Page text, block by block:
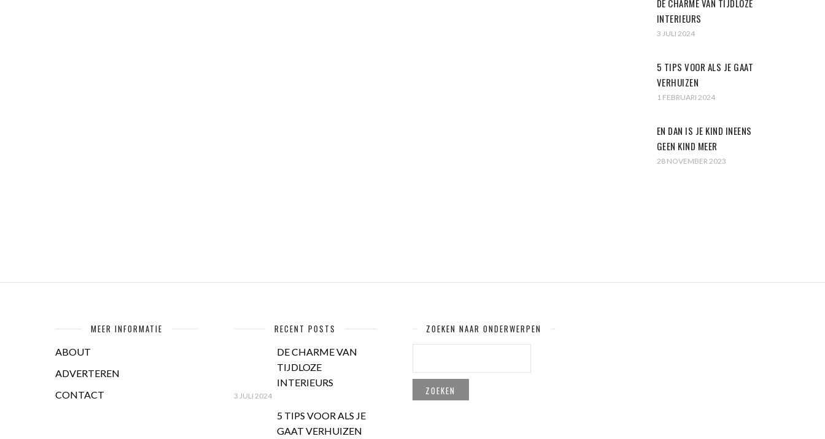
DE CHARME VAN TIJDLOZE
INTERIEURS
3 JULI 2024
5 TIPS VOOR ALS JE GAAT
VERHUIZEN
1 FEBRUARI 2024
EN DAN IS JE KIND INEENS
GEEN KIND MEER
28 NOVEMBER 2023
MEER INFORMATIE
ABOUT
ADVERTEREN
CONTACT
RECENT POSTS
DE CHARME VAN
TIJDLOZE
INTERIEURS
3 JULI 2024
5 TIPS VOOR ALS JE
GAAT VERHUIZEN
ZOEKEN NAAR ONDERWERPEN